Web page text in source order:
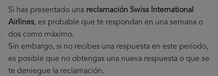
Si has presentado una reclamación Swiss International
Airlines, es probable que te respondan en una semana o
dos como máximo.
Sin embargo, si no recibes una respuesta en este período,
es posible que no obtengas una nueva respuesta o que se
te deniegue la reclamación.